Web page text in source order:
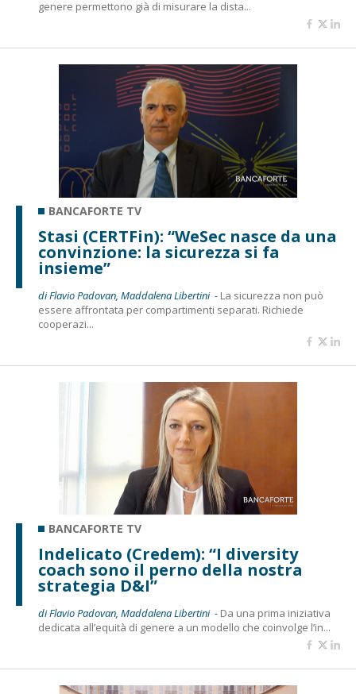
genere permettono già di misurare la dista...
BANCAFORTE TV
Stasi (CERTFin): “WeSec nasce da una
convinzione: la sicurezza si fa
insieme”
di Flavio Padovan, Maddalena Libertini - La sicurezza non può
essere affrontata per compartimenti separati. Richiede
cooperazi...
BANCAFORTE TV
Indelicato (Credem): “I diversity
coach sono il perno della nostra
strategia D&I”
di Flavio Padovan, Maddalena Libertini - Da una prima iniziativa
dedicata all’equità di genere a un modello che coinvolge l’in...